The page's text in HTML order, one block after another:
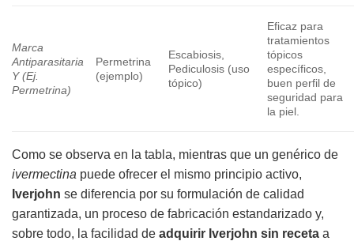
Marca
Antiparasitaria
Y (Ej.
Permetrina)
Permetrina
(ejemplo)
Escabiosis,
Pediculosis (uso
tópico)
Eficaz para
tratamientos
tópicos
específicos,
buen perfil de
seguridad para
la piel.
Como se observa en la tabla, mientras que un genérico de
ivermectina puede ofrecer el mismo principio activo,
Iverjohn se diferencia por su formulación de calidad
garantizada, un proceso de fabricación estandarizado y,
sobre todo, la facilidad de adquirir Iverjohn sin receta a